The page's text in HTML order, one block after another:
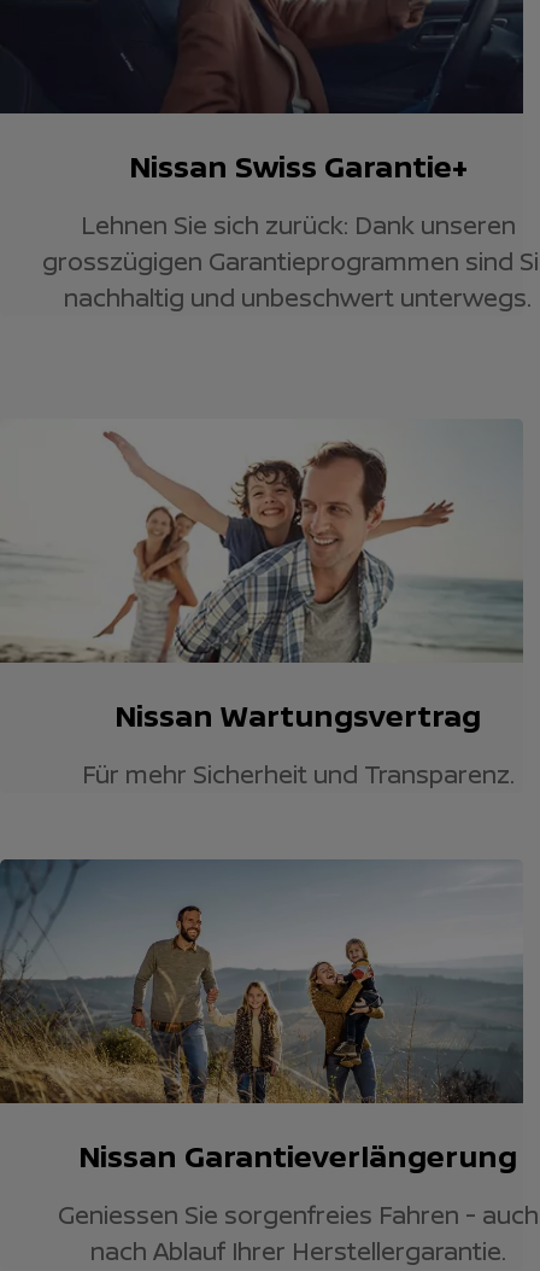
Nissan Swiss Garantie+
Lehnen Sie sich zurück: Dank unseren
grosszügigen Garantieprogrammen sind
nachhaltig und unbeschwert unterwegs.
Nissan Wartungsvertrag
Für mehr Sicherheit und Transparenz.
Nissan Garantieverlängerung
Geniessen Sie sorgenfreies Fahren - auch
nach Ablauf Ihrer Herstellergarantie.